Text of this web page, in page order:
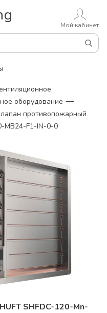
Мой кабинет
оборудование —
противопожарный
MB24-F1-IN-0-0
SHFDC-120-Mn-